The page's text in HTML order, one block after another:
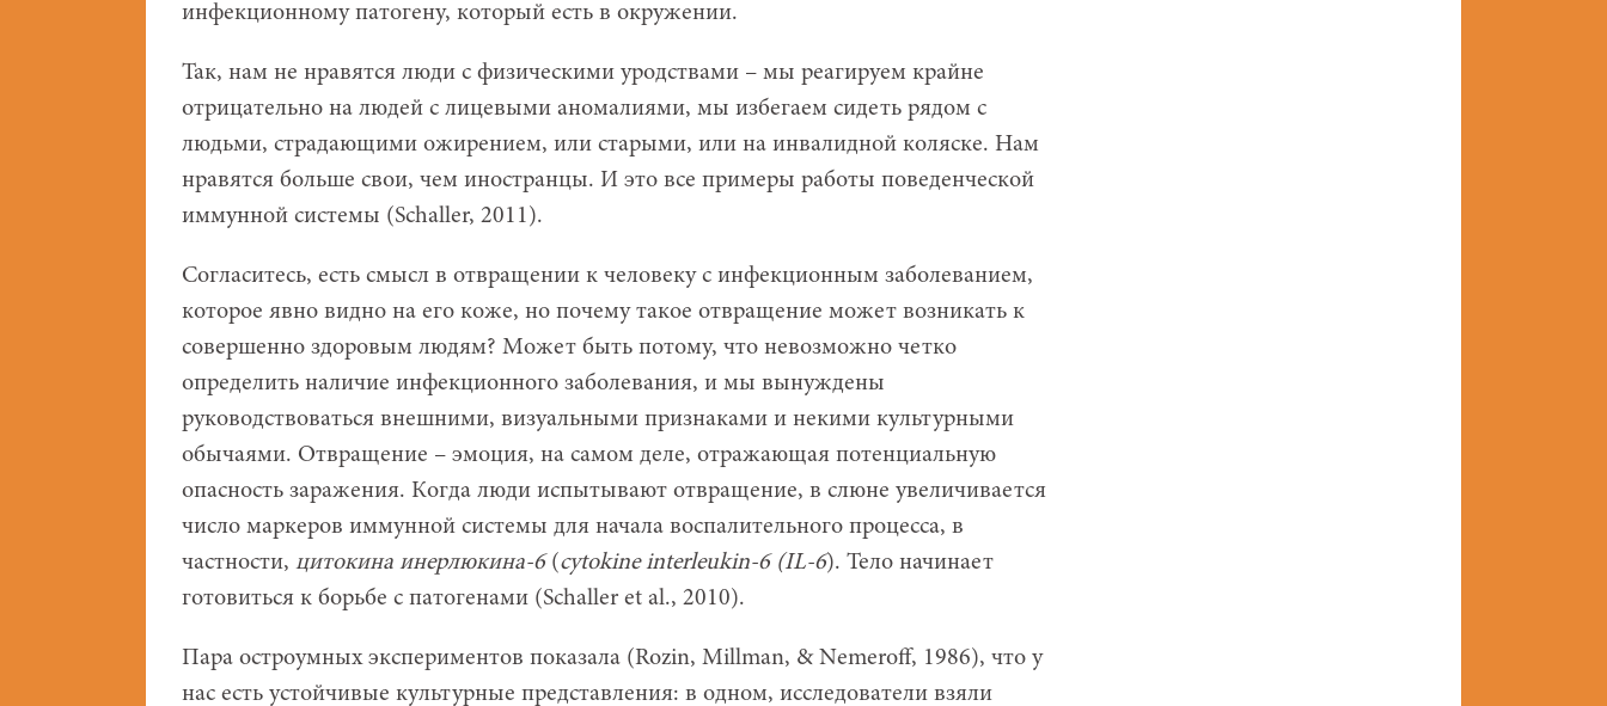
инфекционному патогену, который есть в окружении.
Так, нам не нравятся люди с физическими уродствами – мы реагируем крайне
отрицательно на людей с лицевыми аномалиями, мы избегаем сидеть рядом с
людьми, страдающими ожирением, или старыми, или на инвалидной коляске. Нам
нравятся больше свои, чем иностранцы. И это все примеры работы поведенческой
иммунной системы (Schaller, 2011).
Согласитесь, есть смысл в отвращении к человеку с инфекционным заболеванием,
которое явно видно на его коже, но почему такое отвращение может возникать к
совершенно здоровым людям? Может быть потому, что невозможно четко
определить наличие инфекционного заболевания, и мы вынуждены
руководствоваться внешними, визуальными признаками и некими культурными
обычаями. Отвращение – эмоция, на самом деле, отражающая потенциальную
опасность заражения. Когда люди испытывают отвращение, в слюне увеличивается
число маркеров иммунной системы для начала воспалительного процесса, в
частности, цитокина инерлюкина-6(cytokine interleukin-6 (IL-6). Тело начинает
готовиться к борьбе с патогенами (Schaller et al., 2010).
Пара остроумных экспериментов показала (Rozin, Millman, & Nemeroff, 1986), что у
нас есть устойчивые культурные представления: в одном, исследователи взяли